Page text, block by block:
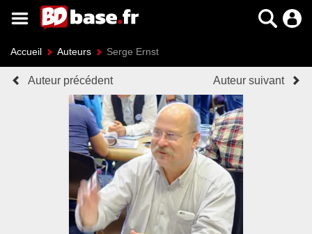
Accueil Auteurs Serge Ernst
Auteur précédent Auteur suivant